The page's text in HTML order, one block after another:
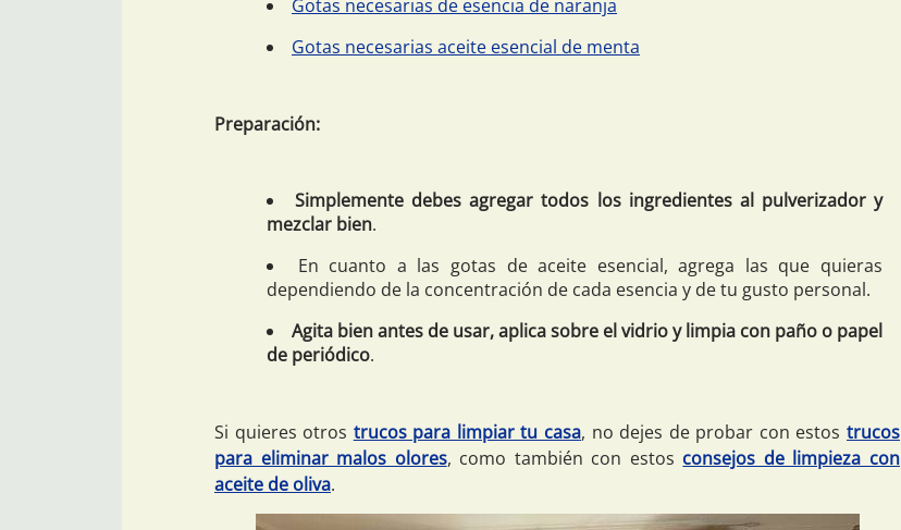
Gotas necesarias de esencia de naranja
Gotas necesarias aceite esencial de menta
Preparación:
Simplemente debes agregar todos los ingredientes al pulverizador y
mezclar bien.
En cuanto a las gotas de aceite esencial, agrega las que quieras
dependiendo de la concentración de cada esencia y de tu gusto personal.
Agita bien antes de usar, aplica sobre el vidrio y limpia con paño o papel
de periódico.
Si quieres otros trucos para limpiar tu casa, no dejes de probar con estostrucos
para eliminar malos olores, como también con estos consejos de limpieza con
aceite de oliva.